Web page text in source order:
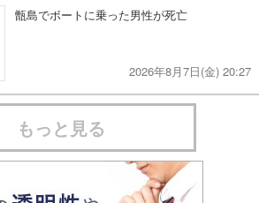
甑島でボートに乗った男性が死亡
2026年8月7日(金) 20:27
もっと見る